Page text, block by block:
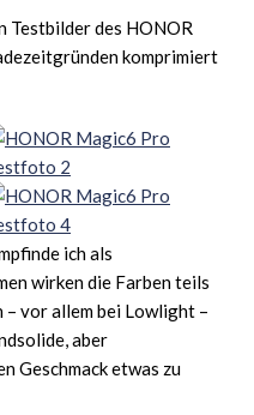
Testbilder des HONOR
komprimiert
ich als
wirken die Farben teils
vor allem bei Lowlight –
aber
Geschmack etwas zu